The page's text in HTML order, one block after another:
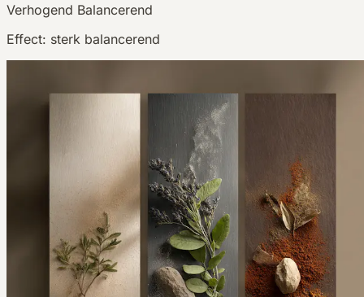
Verhogend Balancerend
Effect: sterk balancerend